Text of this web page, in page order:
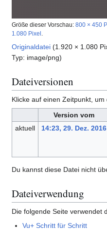
Größe dieser Vorschau: 800 × 450
1.080 Pixel
Originaldatei (1.920 × 1.080
Typ: image/png)
Dateiversionen
Klicke auf einen Zeitpunkt, um
Version vom
aktuell
14:23, 29. Dez. 2016
Du kannst diese Datei nicht
Dateiverwendung
Die folgende Seite verwendet
Vu+ Schritt für Schritt